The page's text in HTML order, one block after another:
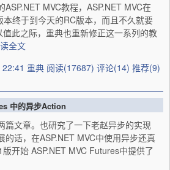
MVC教程，ASP.NET MVC在
终于到今天的RC版本，而且不久就要
此之际，重典也重新修正这一系列的教
全文
重典 阅读(17687) 评论(14) 推荐(9)
中的异步Action
篇文章。也研究了一下老赵异步的实现
的话，在ASP.NET MVC中使用异步还真
开始 ASP.NET MVC Futures中提供了